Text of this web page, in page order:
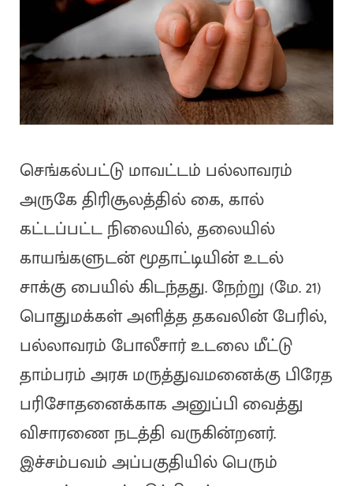
செங்கல்பட்டு மாவட்டம் பல்லாவரம்
அருகே திரிசூலத்தில் கை, கால்
கட்டப்பட்ட நிலையில், தலையில்
காயங்களுடன் மூதாட்டியின் உடல்
சாக்கு பையில் கிடந்தது. நேற்று (மே. 21)
பொதுமக்கள் அளித்த தகவலின் பேரில்,
பல்லாவரம் போலீசார் உடலை மீட்டு
தாம்பரம் அரசு மருத்துவமனைக்கு பிரேத
பரிசோதனைக்காக அனுப்பி வைத்து
விசாரணை நடத்தி வருகின்றனர்.
இச்சம்பவம் அப்பகுதியில் பெரும்